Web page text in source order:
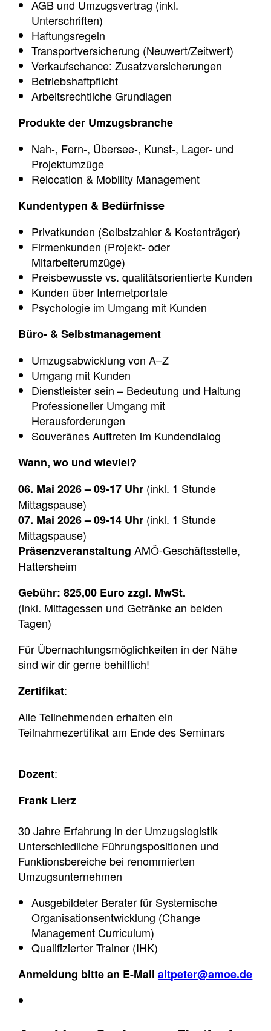
AGB und Umzugsvertrag (inkl.
Unterschriften)
Haftungsregeln
Transportversicherung (Neuwert/Zeitwert)
Verkaufschance: Zusatzversicherungen
Betriebshaftpflicht
Arbeitsrechtliche Grundlagen
Produkte der Umzugsbranche
Nah-, Fern-, Übersee-, Kunst-, Lager- und
Projektumzüge
Relocation & Mobility Management
Kundentypen & Bedürfnisse
Privatkunden (Selbstzahler & Kostenträger)
Firmenkunden (Projekt- oder
Mitarbeiterumzüge)
Preisbewusste vs. qualitätsorientierte Kunden
Kunden über Internetportale
Psychologie im Umgang mit Kunden
Büro- & Selbstmanagement
Umzugsabwicklung von A–Z
Umgang mit Kunden
Dienstleister sein – Bedeutung und Haltung
Professioneller Umgang mit
Herausforderungen
Souveränes Auftreten im Kundendialog
Wann, wo und wieviel?
06. Mai 2026 – 09-17 Uhr (inkl. 1 Stunde
Mittagspause)
07. Mai 2026 – 09-14 Uhr (inkl. 1 Stunde
Mittagspause)
Präsenzveranstaltung AMÖ-Geschäftsstelle,
Hattersheim
Gebühr: 825,00 Euro zzgl. MwSt.
(inkl. Mittagessen und Getränke an beiden
Tagen)
Für Übernachtungsmöglichkeiten in der Nähe
sind wir dir gerne behilflich!
Zertifikat:
Alle Teilnehmenden erhalten ein
Teilnahmezertifikat am Ende des Seminars
Dozent:
Frank Lierz
30 Jahre Erfahrung in der Umzugslogistik
Unterschiedliche Führungspositionen und
Funktionsbereiche bei renommierten
Umzugsunternehmen
Ausgebildeter Berater für Systemische
Organisationsentwicklung (Change
Management Curriculum)
Qualifizierter Trainer (IHK)
Anmeldung bitte an E-Mailaltpeter@amoe.de